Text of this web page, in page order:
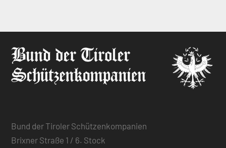
Bund der Tiroler Schützenkompanien
Brixner Straße 1 / 6. Stock